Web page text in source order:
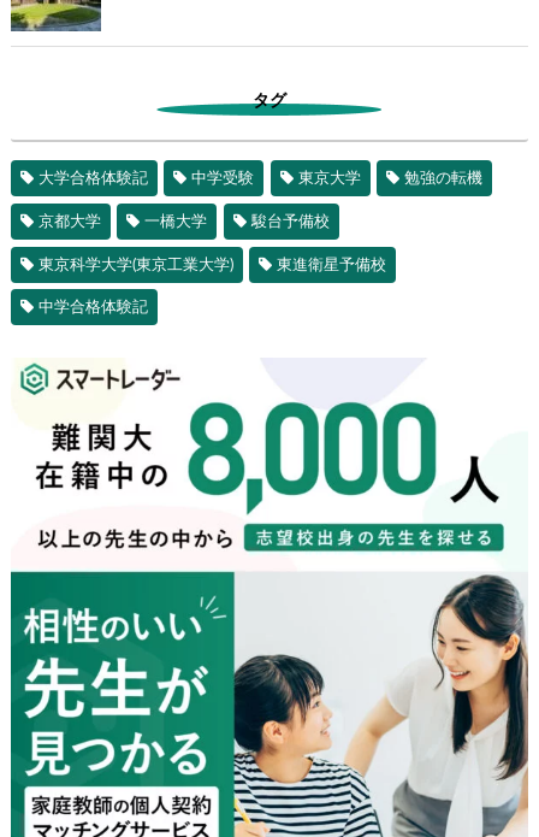
タグ
大学合格体験記 中学受験 東京大学 勉強の転機
京都大学 一橋大学 駿台予備校
東京科学大学(東京工業大学) 東進衛星予備校
中学合格体験記